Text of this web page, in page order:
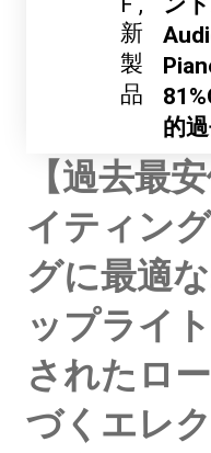
新
製
品
的
【過去最
イティン
グに最適
ップライ
されたロ
づくエレ